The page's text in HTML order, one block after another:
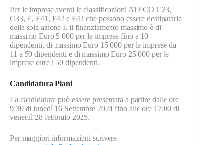
Per le imprese aventi le classificazioni ATECO C23,
C33, E, F41, F42 e F43 che possono essere destinatarie
della sola azione I, il finanziamento massimo è di
massimo Euro 5 000 per le imprese fino a 10
dipendenti, di massimo Euro 15 000 per le imprese da
11 a 50 dipendenti e di massimo Euro 25 000 per le
imprese oltre i 50 dipendenti.
Candidatura Piani
La candidatura può essere presentata a partire dalle ore
9:30 di lunedì 16 Settembre 2024 fino alle ore 17:00 di
venerdì 28 febbraio 2025.
Per maggiori informazioni scrivere